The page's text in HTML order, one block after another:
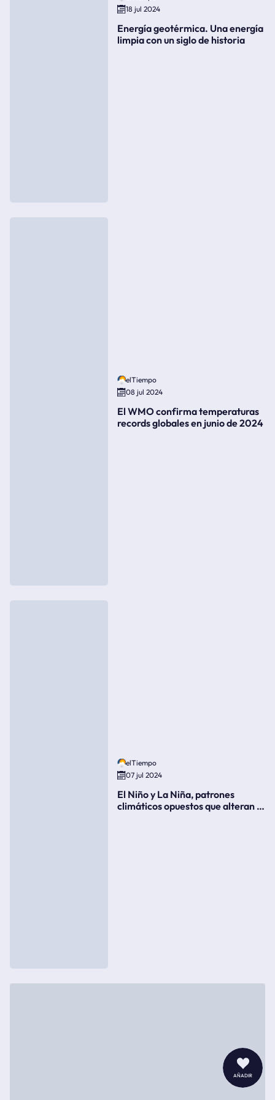
añadir
18 jul 2024
Energía geotérmica. Una energía
limpia con un siglo de historia
elTiempo
08 jul 2024
El WMO confirma temperaturas
records globales en junio de 2024
elTiempo
07 jul 2024
El Niño y La Niña, patrones
climáticos opuestos que alteran la